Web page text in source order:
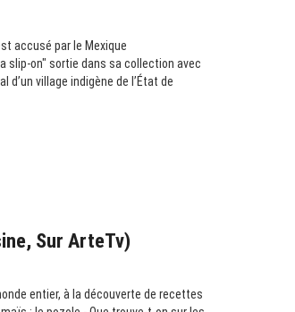
accusé par le Mexique
slip-on" sortie dans sa collection avec
village indigène de l’État de
Sur ArteTv)
entier, à la découverte de recettes